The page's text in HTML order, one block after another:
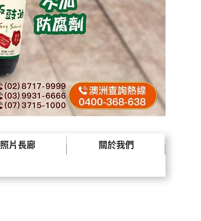
照片長廊
關於我們